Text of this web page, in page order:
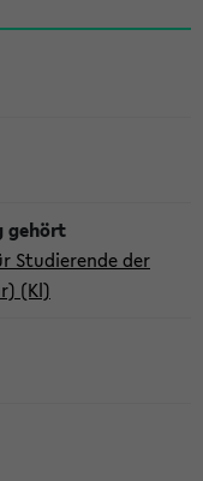
Studierende der
(Kl)